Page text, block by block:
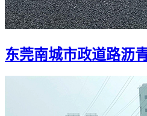
东莞南城市政道路沥